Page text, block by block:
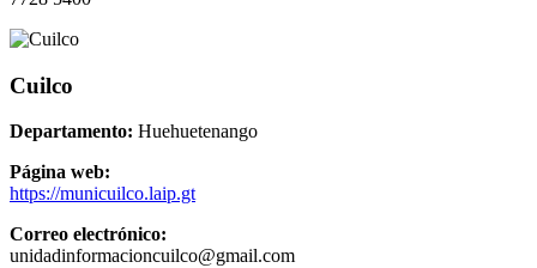
Cuilco
Departamento: Huehuetenango
Página web:
https://municuilco.laip.gt
Correo electrónico:
unidadinformacioncuilco@gmail.com